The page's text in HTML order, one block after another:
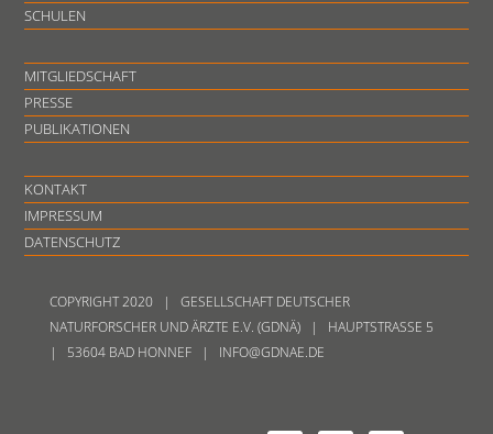
SCHULEN
MITGLIEDSCHAFT
PRESSE
PUBLIKATIONEN
KONTAKT
IMPRESSUM
DATENSCHUTZ
COPYRIGHT 2020 | GESELLSCHAFT DEUTSCHER
NATURFORSCHER UND ÄRZTE E.V. (GDNÄ) | HAUPTSTRASSE 5
| 53604 BAD HONNEF | INFO@GDNAE.DE